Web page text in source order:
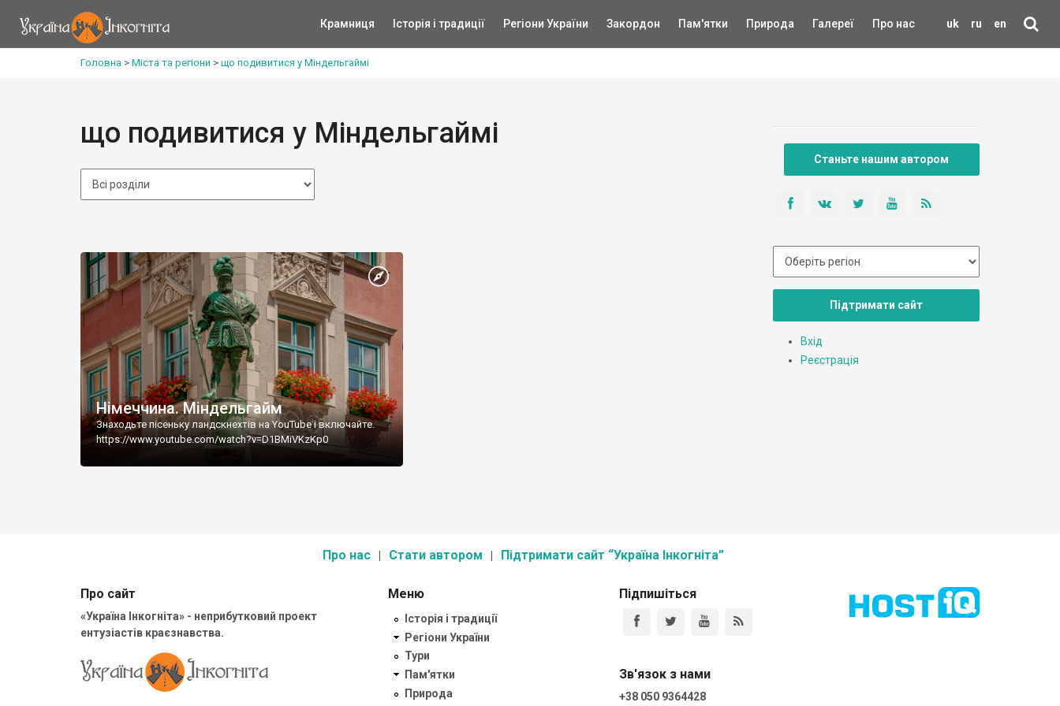
uk ru en
Крамниця Історія і традиції Регіони України Закордон Пам'ятки Природа Галереї Про нас
Головна > Міста та регіони > що подивитися у Міндельгаймі
що подивитися у Міндельгаймі
Німеччина. Міндельгайм
Знаходьте пісеньку ландскнехтів на YouTube і включайте.
https://www.youtube.com/watch?v=D1BMiVKzKp0
Станьте нашим автором
Підтримати сайт
Вхід
Реєстрація
Про нас Стати автором Підтримати сайт “Україна Інкогніта”
Про сайт
«Україна Інкогніта» - неприбутковий проект
ентузіастів краєзнавства.
Меню
Історія і традиції
Регіони України
Тури
Пам'ятки
Природа
Підпишіться
Зв'язок з нами
+38 050 9364428